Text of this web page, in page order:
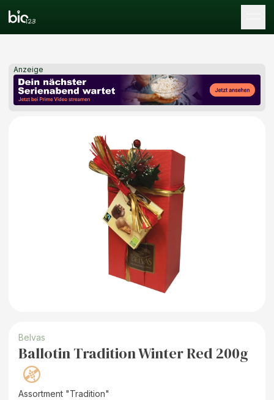
Anzeige
Belvas
Ballotin Tradition Winter Red 200g
Assortment "Tradition"